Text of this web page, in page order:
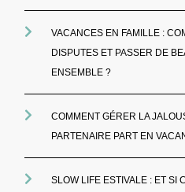
VACANCES EN FAMILLE :
DISPUTES ET PASSER DE
ENSEMBLE ?
COMMENT GÉRER LA
PARTENAIRE PART EN
SLOW LIFE ESTIVALE : ET SI